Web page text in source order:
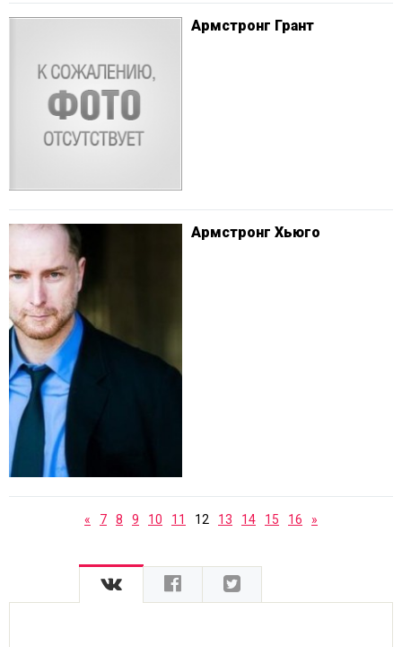
Армстронг Грант
Армстронг Хьюго
« 7 8 9 10 11 12 13 14 15 16 »